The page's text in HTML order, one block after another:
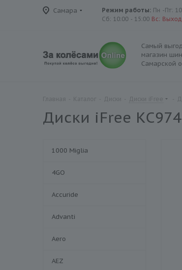
Самара Режим работы: Пн -Пт:
Сб: 10:00 - 15:00 Вс:
Самый
магазин
Самарской
Диски iFree
1000 Miglia
4GO
Accuride
Advanti
Aero
AEZ